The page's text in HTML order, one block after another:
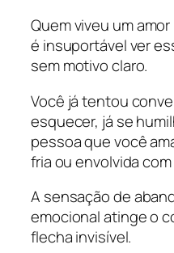
Quem viveu um
é insuportável ver
sem motivo claro.
Você já tentou
esquecer, já se
pessoa que você
fria ou envolvida
A sensação de
emocional atinge o
flecha invisível.